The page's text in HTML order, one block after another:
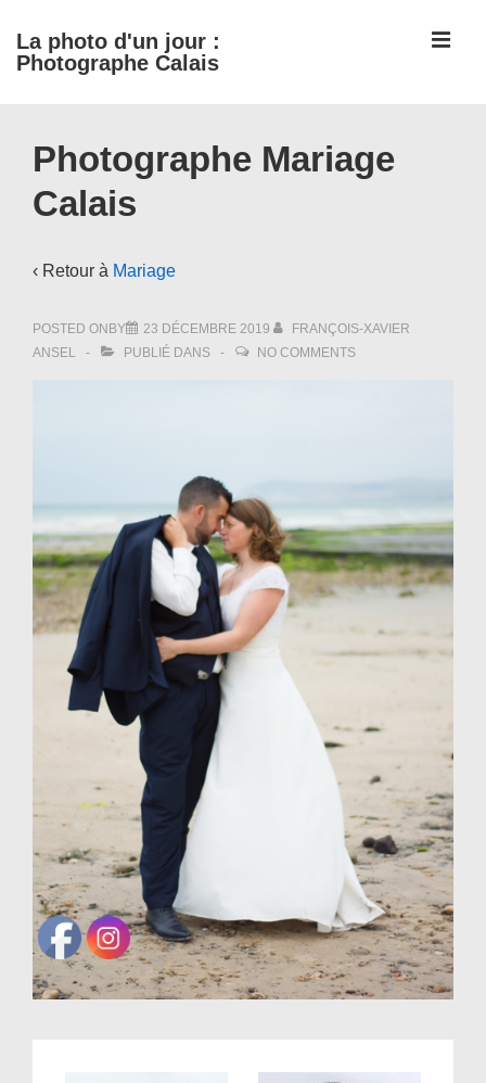
passer
au
La photo d'un jour :
Photographe Calais
Navigation
Photographe Mariage
Calais
‹ Retour à Mariage
POSTED ONBY 23 DÉCEMBRE 2019
FRANÇOIS-XAVIER
ANSEL
PUBLIÉ DANS NO COMMENTS